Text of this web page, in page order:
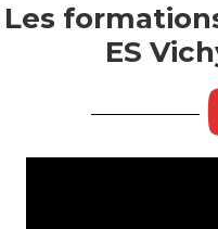
Les
ES